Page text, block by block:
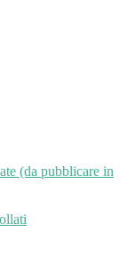
(da pubblicare in